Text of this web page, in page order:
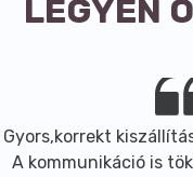
LEGYEN
Gyors,korrekt
A kommunikáció is